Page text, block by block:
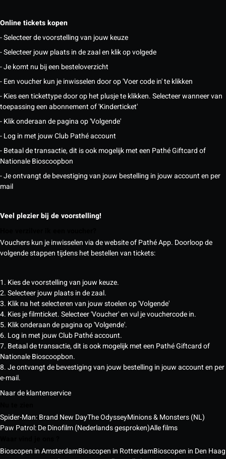
Online tickets kopen
- Selecteer de voorstelling van jouw keuze
- Selecteer jouw plaats in de zaal en klik op volgede
- Je komt nu bij een besteloverzicht
- Een voucher kun je inwisselen door op 'Voer code in' te klikken
- Kies een tickettype door op het plusje te klikken. Selecteer wanneer van
toepassing een abonnement of 'Kinderticket'
- Klik onderaan de pagina op 'Volgende'
- Log in met jouw Club Pathé account
- Betaal de transactie, dit is ook mogelijk met een Pathé Giftcard of
Nationale Bioscoopbon
- Je ontvangt de bevestiging van jouw bestelling in jouw account en per
mail
Veel plezier bij de voorstelling!
Vouchers kun je inwisselen via de website of Pathé App. Doorloop de
volgende stappen tijdens het bestellen van tickets:
1. Kies de voorstelling van jouw keuze.
2. Selecteer jouw plaats in de zaal.
3. Klik na het selecteren van jouw stoelen op 'Volgende'
4. Kies je filmticket. Selecteer 'Voucher' en vul je vouchercode in.
5. Klik onderaan de pagina op 'Volgende'.
6. Log in met jouw Club Pathé account.
7. Betaal de transactie, dit is ook mogelijk met een Pathé Giftcard of
Nationale Bioscoopbon.
8. Je ontvangt de bevestiging van jouw bestelling in jouw account en per
e-mail.
Naar de klantenservice
Spider-Man: Brand New DayThe OdysseyMinions & Monsters (NL)
Paw Patrol: De Dinofilm (Nederlands gesproken)Alle films
Bioscopen in AmsterdamBioscopen in RotterdamBioscopen in Den Haag